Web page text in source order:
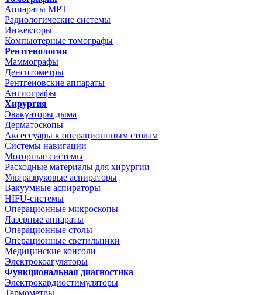
Аппараты МРТ
Радиологические системы
Инжекторы
Компьютерные томографы
Рентгенология
Маммографы
Денситометры
Рентгеновские аппараты
Ангиографы
Хирургия
Эвакуаторы дыма
Дерматоскопы
Аксессуары к операционнным столам
Системы навигации
Моторные системы
Расходные материалы для хирургии
Ультразвуковые аспираторы
Вакуумные аспираторы
HIFU-системы
Операционные микроскопы
Лазерные аппараты
Операционные столы
Операционные светильники
Медицинские консоли
Электрокоагуляторы
Функциональная диагностика
Электрокардиостимуляторы
Термометры